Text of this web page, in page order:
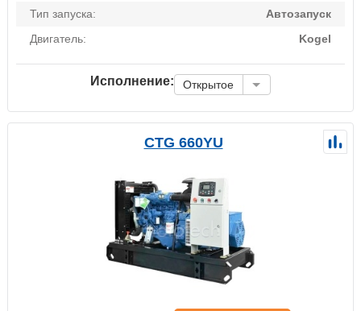
Тип запуска:
Автозапуск
Двигатель:
Kogel
Исполнение: Открытое
CTG 660YU